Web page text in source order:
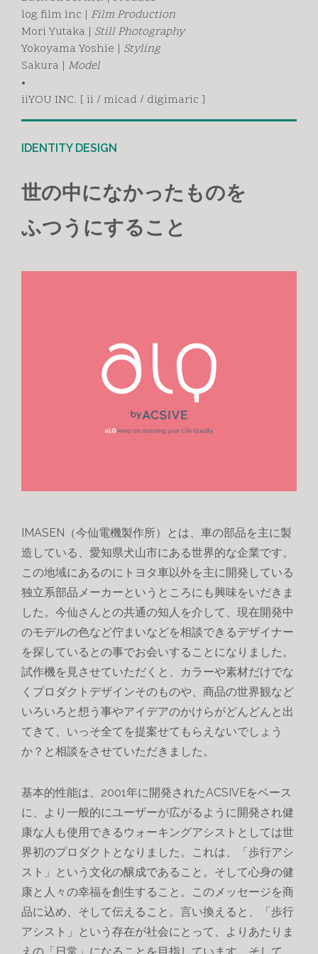
log film inc | Film Production
Mori Yutaka | Still Photography
Yokoyama Yoshie | Styling
Sakura | Model
•
iiYOU INC. [ ii / micad / digimaric ]
IDENTITY DESIGN
世の中になかったものを
ふつうにすること
IMASEN（今仙電機製作所）とは、車の部品を主に製
造している、愛知県犬山市にある世界的な企業です。
この地域にあるのにトヨタ車以外を主に開発している
独立系部品メーカーというところにも興味をいだきま
した。 今仙さんとの共通の知人を介して、現在開発中
のモデルの色など佇まいなどを相談できるデザイナー
を探しているとの事でお会いすることになりました。
試作機を見させていただくと、カラーや素材だけでな
くプロダクトデザインそのものや、商品の世界観など
いろいろと想う事やアイデアのかけらがどんどんと出
てきて、いっそ全てを提案せてもらえないでしょう
か？と相談をさせていただきました。
基本的性能は、2001年に開発されたACSIVEをベース
に、より一般的にユーザーが広がるように開発され健
康な人も使用できるウォーキングアシストとしては世
界初のプロダクトとなりました。
これは、
「歩行アシ
スト」という文化の醸成であること。 そして心身の健
康と人々の幸福を創生すること。
このメッセージを商
品に込め、そして伝えること。 言い換えると、「歩行
アシスト」という存在が社会にとって、よりあたりま